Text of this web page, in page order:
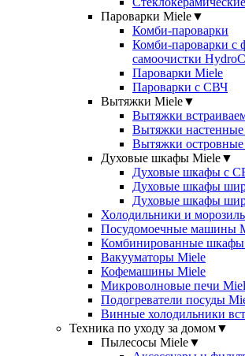
Пароварки Miele▼
Комби-пароварки
Комби-пароварки с
самоочистки
Пароварки Miele
Пароварки с СВЧ
Вытяжки Miele▼
Вытяжки
Вытяжки настенные
Вытяжки островные
Духовые шкафы Miele▼
Духовые шкафы с
Духовые шкафы
Духовые шкафы
Холодильники и
Посудомоечные машины
Комбинированные
Вакууматоры Miele
Кофемашины Miele
Микроволновые печи
Подогреватели посуды
Винные холодильники
Техника по уходу за домом▼
Пылесосы Miele▼